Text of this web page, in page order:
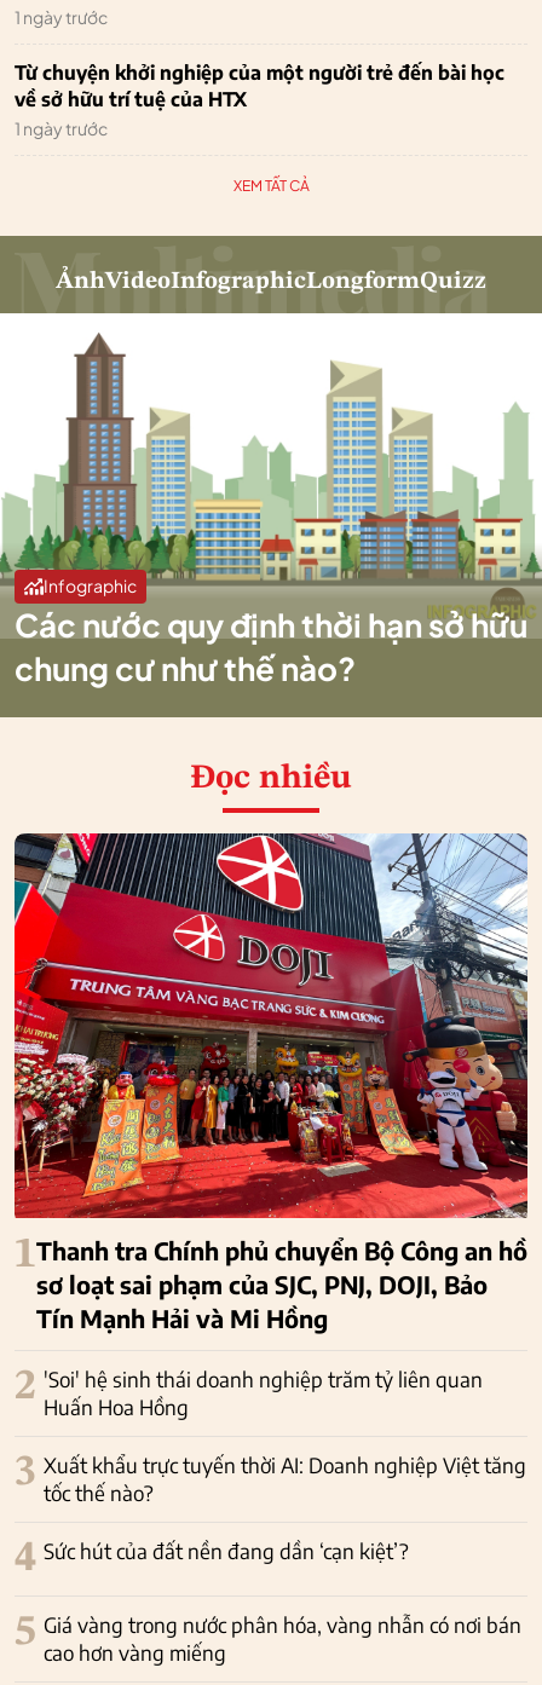
1 ngày trước
Từ chuyện khởi nghiệp của một người trẻ đến bài học
về sở hữu trí tuệ của HTX
1 ngày trước
XEM TẤT CẢ
ẢnhVideoInfographicLongformQuizz
Infographic
Các nước quy định thời hạn sở hữu
chung cư như thế nào?
Đọc nhiều
1Thanh tra Chính phủ chuyển Bộ Công an hồ
sơ loạt sai phạm của SJC, PNJ, DOJI, Bảo
Tín Mạnh Hải và Mi Hồng
2 'Soi' hệ sinh thái doanh nghiệp trăm tỷ liên quan
Huấn Hoa Hồng
3 Xuất khẩu trực tuyến thời AI: Doanh nghiệp Việt tăng
tốc thế nào?
4 Sức hút của đất nền đang dần ‘cạn kiệt’?
5 Giá vàng trong nước phân hóa, vàng nhẫn có nơi bán
cao hơn vàng miếng